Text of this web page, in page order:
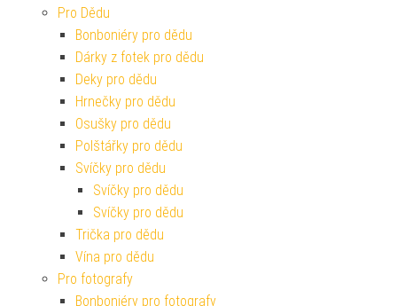
Pro Dědu
Bonboniéry pro dědu
Dárky z fotek pro dědu
Deky pro dědu
Hrnečky pro dědu
Osušky pro dědu
Polštářky pro dědu
Svíčky pro dědu
Svíčky pro dědu
Svíčky pro dědu
Trička pro dědu
Vína pro dědu
Pro fotografy
Bonboniéry pro fotografy